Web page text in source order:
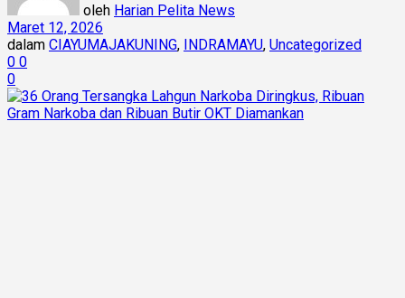
oleh Harian Pelita News
Maret 12, 2026
dalam CIAYUMAJAKUNING, INDRAMAYU, Uncategorized
0 0
0